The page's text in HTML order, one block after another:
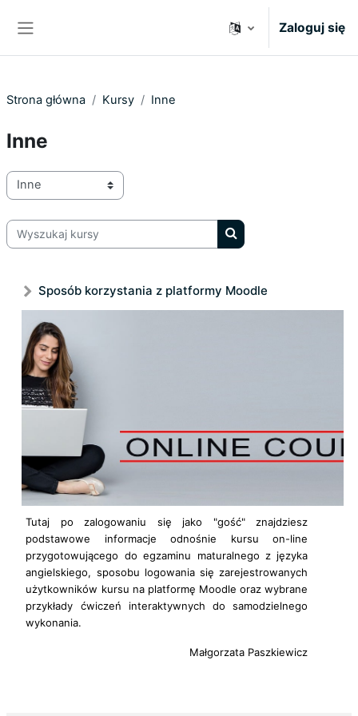
Zaloguj się
Strona główna Kursy Inne
Inne
Kategorie kursów
Wyszukaj kursy
Wyszukaj kursy
Sposób korzystania z platformy Moodle
Tutaj po zalogowaniu się jako "gość" znajdziesz
podstawowe informacje odnośnie kursu on-line
przygotowującego do egzaminu maturalnego z języka
angielskiego, sposobu logowania się zarejestrowanych
użytkowników kursu na platformę Moodle oraz wybrane
przykłady ćwiczeń interaktywnych do samodzielnego
wykonania.
Małgorzata Paszkiewicz